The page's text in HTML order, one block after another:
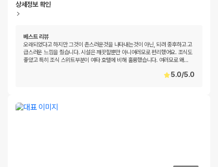
상세정보 확인
베스트 리뷰
오래되었다고 하지만 그것이 촌스러운것을 나타내는것이 아닌, 되려 중후하고 고
급스러운 느낌을 줬습니다. 시설은 깨끗할뿐만 아니여러모로 편리했어요. 조식도
좋았고 특히 조식 스위트부분이 여타 호텔에 비해 훌륭했습니다. 여러모로 왜…
5.0/5.0